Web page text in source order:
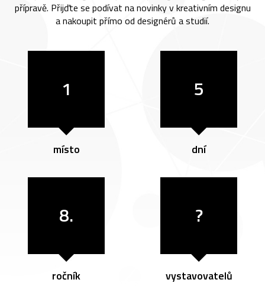
přípravě. Přijďte se podívat na novinky v kreativním designu
a nakoupit přímo od designérů a studií.
1
místo
5
dní
8.
ročník
?
vystavovatelů